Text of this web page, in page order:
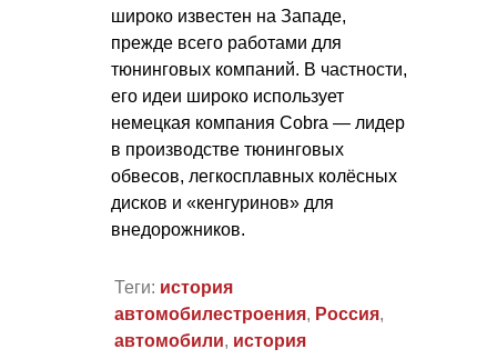
широко известен на Западе,
прежде всего работами для
тюнинговых компаний. В частности,
его идеи широко использует
немецкая компания Cobra — лидер
в производстве тюнинговых
обвесов, легкосплавных колёсных
дисков и «кенгуринов» для
внедорожников.
Теги: история
автомобилестроения, Россия,
автомобили, история